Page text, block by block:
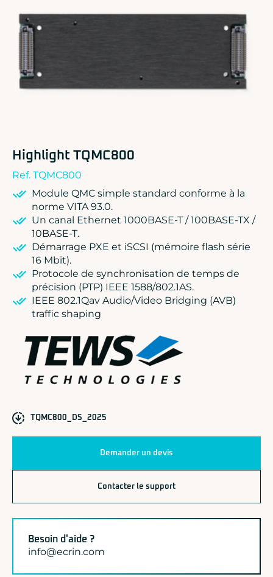
TEWS TECHNOLOGIES GmbH
VADATECH
Highlight TQMC800
Ref. TQMC800
Module QMC simple standard conforme à la
norme VITA 93.0.
Un canal Ethernet 1000BASE-T / 100BASE-TX /
10BASE-T.
Démarrage PXE et iSCSI (mémoire flash série
16 Mbit).
Protocole de synchronisation de temps de
précision (PTP) IEEE 1588/802.1AS.
IEEE 802.1Qav Audio/Video Bridging (AVB)
traffic shaping
TQMC800_DS_2025
Demander un devis
Contacter le support
Besoin d'aide ?
info@ecrin.com